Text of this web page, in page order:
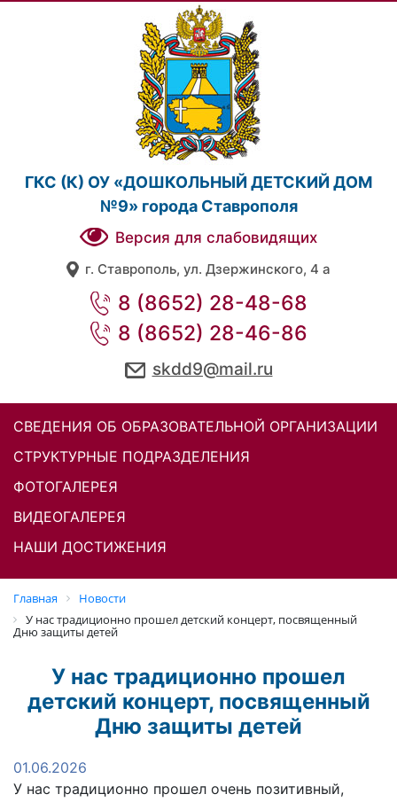
ГКС (К) ОУ «ДОШКОЛЬНЫЙ ДЕТСКИЙ ДОМ
№9» города Ставрополя
Версия для слабовидящих
г. Ставрополь, ул. Дзержинского, 4 а
8 (8652) 28-48-68
8 (8652) 28-46-86
skdd9@mail.ru
СВЕДЕНИЯ ОБ ОБРАЗОВАТЕЛЬНОЙ ОРГАНИЗАЦИИ
СТРУКТУРНЫЕ ПОДРАЗДЕЛЕНИЯ
ФОТОГАЛЕРЕЯ
ВИДЕОГАЛЕРЕЯ
НАШИ ДОСТИЖЕНИЯ
Главная
Новости
У нас традиционно прошел детский концерт, посвященный
Дню защиты детей
У нас традиционно прошел
детский концерт, посвященный
Дню защиты детей
01.06.2026
У нас традиционно прошел очень позитивный,